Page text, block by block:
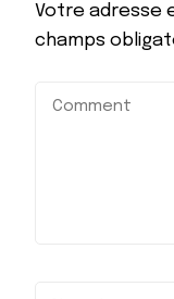
Votre adresse
champs